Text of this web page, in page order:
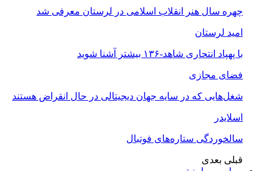
چهره سال هنر انقلاب اسلامی در لرستان معرفی شد
امید لرستان
با پهپاد انتحاری شاهد-۱۳۶ بیشتر آشنا شوید
فضای مجازی
شغل‌‌هایی که در سایه جهان دیجیتالی در حال انقراض هستند
اسلایدر
سالخوردگی ستاره‌های فوتبال
قبلی بعدی